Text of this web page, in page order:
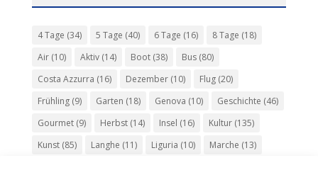
4 Tage (34) 5 Tage (40) 6 Tage (16) 8 Tage (18)
Air(10) Aktiv(14) Boot(38) Bus(80)
Costa Azzurra (16) Dezember(10) Flug(20)
Frühling(9) Garten (18) Genova (10) Geschichte (46)
Gourmet(9) Herbst(14) Insel (16) Kultur(135)
Kunst(85) Langhe (11) Liguria (10) Marche (13)